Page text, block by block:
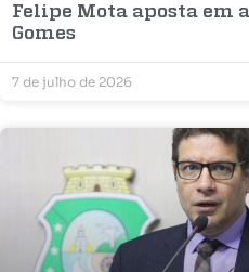
Felipe Mota aposta em
Gomes
7 de julho de 2026